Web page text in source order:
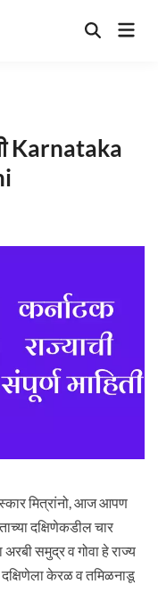
Open
Karnataka
मित्रांनो, आज आपण
दक्षिणेकडील चार
समुद्र व गोवा हे राज्य
केरळ व तमिळनाडू